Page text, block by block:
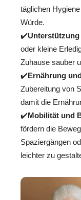
täglichen
Würde.
✔️
oder kleine
Zuhause sauber
✔️Ernährung
Zubereitung von
damit die
✔️Mobilität und
fördern die
Spaziergängen
leichter zu